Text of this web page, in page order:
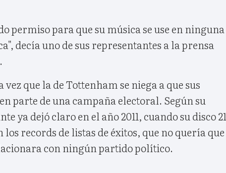
permiso para que su música se use en ninguna
decía uno de sus representantes a la prensa
que la de Tottenham se niega a que sus
parte de una campaña electoral. Según su
ya dejó claro en el año 2011, cuando su disco 21
records de listas de éxitos, que no quería que
con ningún partido político.